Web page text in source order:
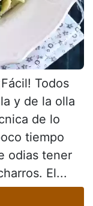
Todos
y de la olla
de lo
tiempo
odias tener
El...